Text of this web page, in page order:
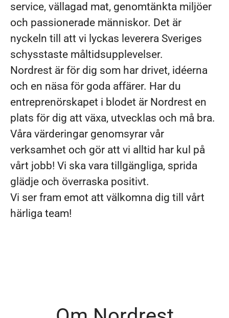
service, vällagad mat, genomtänkta miljöer
och passionerade människor. Det är
nyckeln till att vi lyckas leverera Sveriges
schysstaste måltidsupplevelser.
Nordrest är för dig som har drivet, idéerna
och en näsa för goda affärer. Har du
entreprenörskapet i blodet är Nordrest en
plats för dig att växa, utvecklas och må bra.
Våra värderingar genomsyrar vår
verksamhet och gör att vi alltid har kul på
vårt jobb! Vi ska vara tillgängliga, sprida
glädje och överraska positivt.
Vi ser fram emot att välkomna dig till vårt
härliga team!